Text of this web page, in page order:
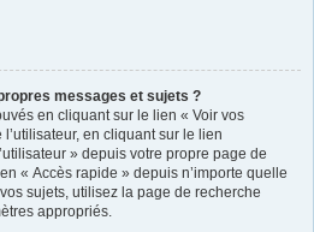
messages et sujets ?
en cliquant sur le lien « Voir vos
en cliquant sur le lien
» depuis votre propre page de
« Accès rapide » depuis n’importe quelle
sujets, utilisez la page de recherche
appropriés.